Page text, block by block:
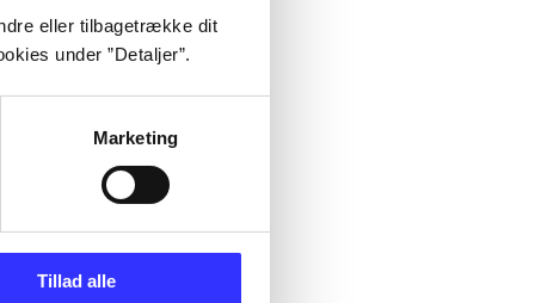
eller tilbagetrække dit
under ”Detaljer”.
Marketing
Tillad alle